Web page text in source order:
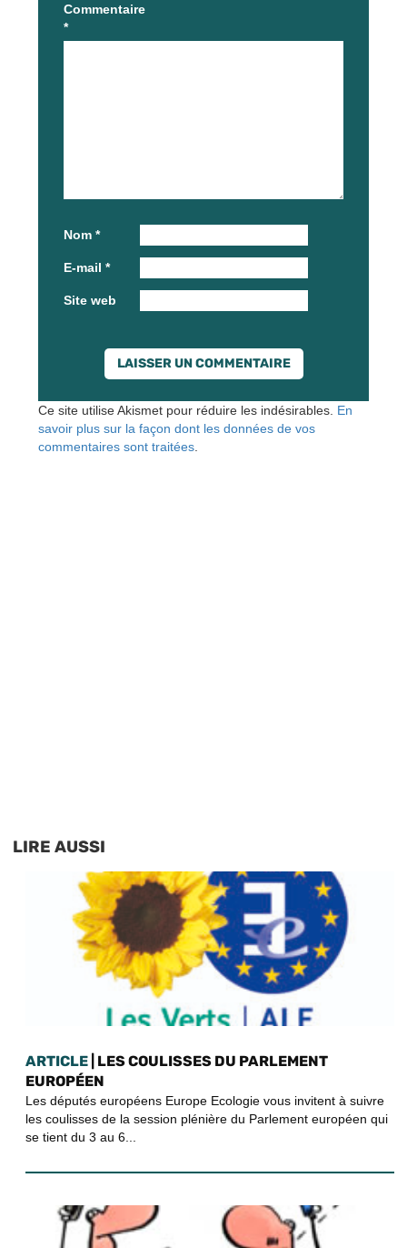
Commentaire
*
Nom *
E-mail *
Site web
Ce site utilise Akismet pour réduire les indésirables. En
savoir plus sur la façon dont les données de vos
commentaires sont traitées.
LIRE AUSSI
ARTICLE | LES COULISSES DU PARLEMENT
EUROPÉEN
Les députés européens Europe Ecologie vous invitent à suivre
les coulisses de la session plénière du Parlement européen qui
se tient du 3 au 6...